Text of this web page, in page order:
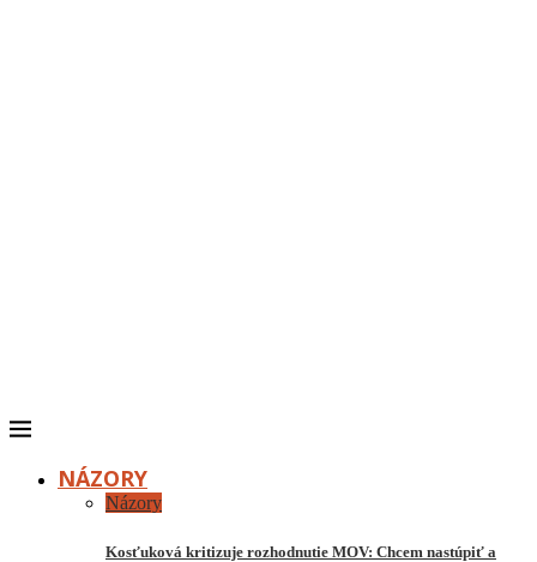
NÁZORY
Názory
Kosťuková kritizuje rozhodnutie MOV: Chcem nastúpiť a